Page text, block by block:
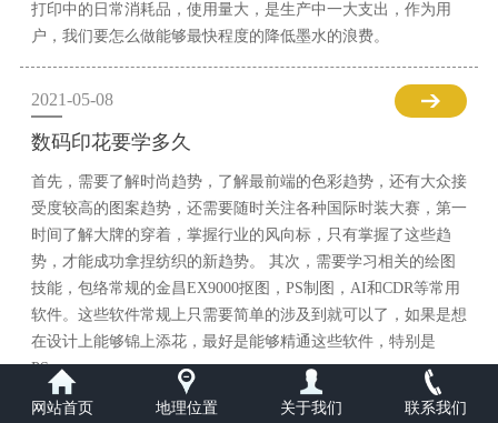
打印中的日常消耗品，使用量大，是生产中一大支出，作为用
户，我们要怎么做能够最快程度的降低墨水的浪费。
2021-05-08
数码印花要学多久
首先，需要了解时尚趋势，了解最前端的色彩趋势，还有大众接
受度较高的图案趋势，还需要随时关注各种国际时装大赛，第一
时间了解大牌的穿着，掌握行业的风向标，只有掌握了这些趋
势，才能成功拿捏纺织的新趋势。 其次，需要学习相关的绘图
技能，包络常规的金昌EX9000抠图，PS制图，AI和CDR等常用
软件。这些软件常规上只需要简单的涉及到就可以了，如果是想
在设计上能够锦上添花，最好是能够精通这些软件，特别是
PS。
网站首页 地理位置 关于我们 联系我们